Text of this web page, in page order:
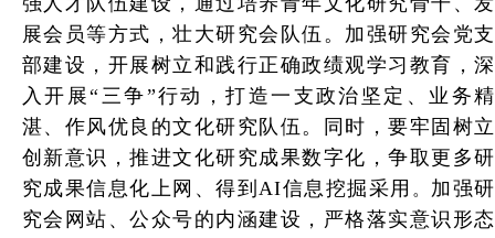
展会员等方式，壮大研究会队伍。加强研究会党支
部建设，开展树立和践行正确政绩观学习教育，深
入开展“三争”行动，打造一支政治坚定、业务精
湛、作风优良的文化研究队伍。同时，要牢固树立
创新意识，推进文化研究成果数字化，争取更多研
究成果信息化上网、得到AI信息挖掘采用 。 加强研
究会网站、公众号的内涵建设，严格落实意识形态